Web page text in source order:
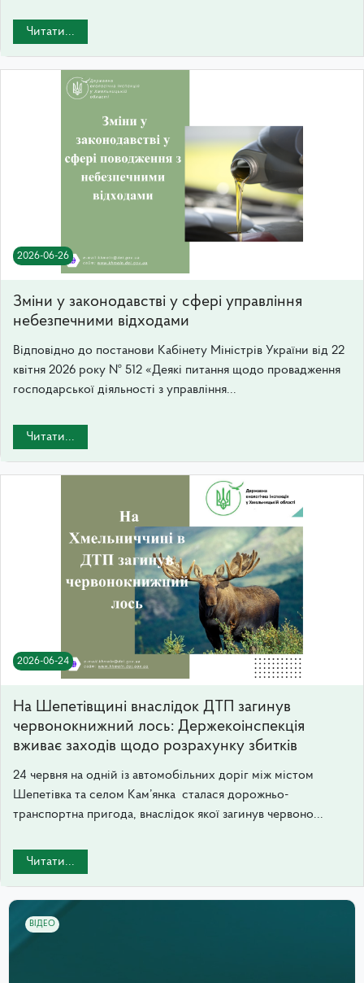
Читати...
2026-06-26
Зміни у законодавстві у сфері управління
небезпечними відходами
Відповідно до постанови Кабінету Міністрів України від 22
квітня 2026 року № 512 «Деякі питання щодо провадження
господарської діяльності з управління...
Читати...
2026-06-24
На Шепетівщині внаслідок ДТП загинув
червонокнижний лось: Держекоінспекція
вживає заходів щодо розрахунку збитків
24 червня на одній із автомобільних доріг між містом
Шепетівка та селом Кам’янка сталася дорожньо-
транспортна пригода, внаслідок якої загинув червоно...
Читати...
ВІДЕО